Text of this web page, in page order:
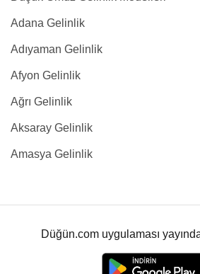
Adana Gelinlik
Adıyaman Gelinlik
Afyon Gelinlik
Ağrı Gelinlik
Aksaray Gelinlik
Amasya Gelinlik
Düğün.com uygulaması